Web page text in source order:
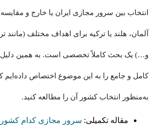
انتخاب بین سرور مجازی ایران یا خارج و مقایسه
آلمان، هلند یا ترکیه برای اهداف مختلف (مانند
و…) یک بحث کاملاً تخصصی است. به همین
کامل و جامع را به این موضوع اختصاص داده‌ایم
به‌منظور انتخاب کشور آن را مطالعه کنید.
مقاله تکمیلی: سرور مجازی کدام